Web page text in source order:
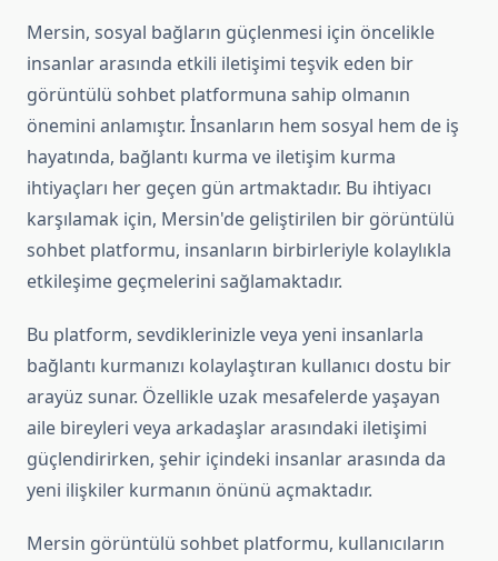
Mersin, sosyal bağların güçlenmesi için öncelikle
insanlar arasında etkili iletişimi teşvik eden bir
görüntülü sohbet platformuna sahip olmanın
önemini anlamıştır. İnsanların hem sosyal hem de iş
hayatında, bağlantı kurma ve iletişim kurma
ihtiyaçları her geçen gün artmaktadır. Bu ihtiyacı
karşılamak için, Mersin'de geliştirilen bir görüntülü
sohbet platformu, insanların birbirleriyle kolaylıkla
etkileşime geçmelerini sağlamaktadır.
Bu platform, sevdiklerinizle veya yeni insanlarla
bağlantı kurmanızı kolaylaştıran kullanıcı dostu bir
arayüz sunar. Özellikle uzak mesafelerde yaşayan
aile bireyleri veya arkadaşlar arasındaki iletişimi
güçlendirirken, şehir içindeki insanlar arasında da
yeni ilişkiler kurmanın önünü açmaktadır.
Mersin görüntülü sohbet platformu, kullanıcıların